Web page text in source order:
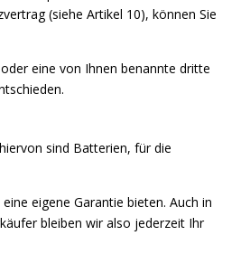
(siehe Artikel 10), können Sie
eine von Ihnen benannte dritte
sind Batterien, für die
eigene Garantie bieten. Auch in
bleiben wir also jederzeit Ihr